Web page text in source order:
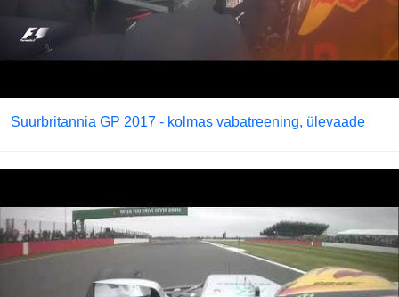
Suurbritannia GP 2017 - kolmas vabatreening, ülevaade